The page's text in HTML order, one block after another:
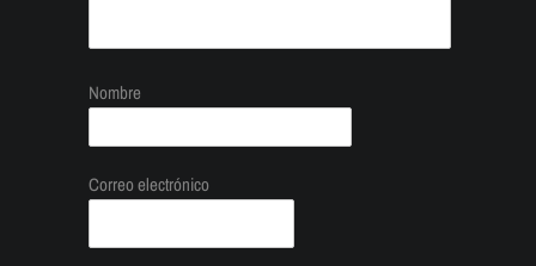
Nombre
Correo electrónico